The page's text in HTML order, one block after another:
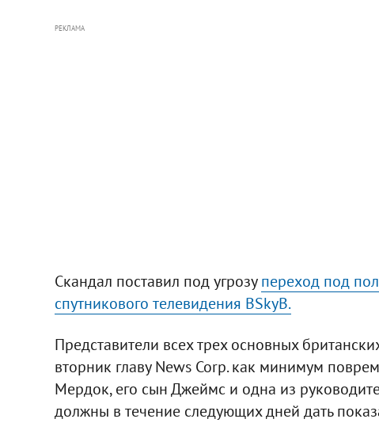
РЕКЛАМА
Скандал поставил под угрозупереход под
спутникового телевидения BSkyB.
Представители всех трех основных
вторник главу News Corp. как минимум
Мердок, его сын Джеймс и одна из
должны в течение следующих дней дать